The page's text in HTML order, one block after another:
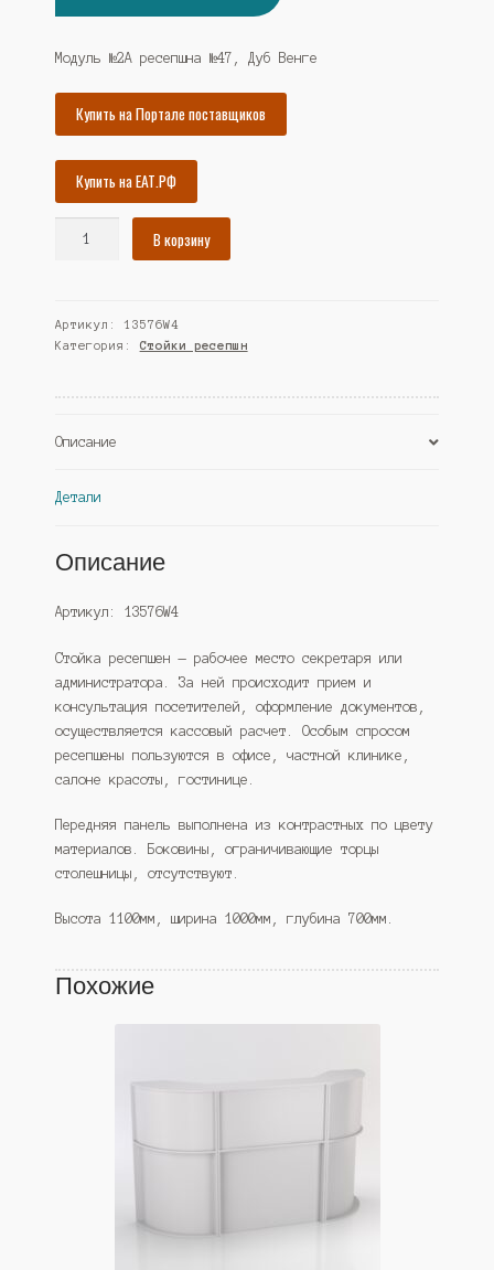
цена
составляла
21516₽.
цена:
19861₽.
Модуль №2А ресепшна №47, Дуб Венге
Купить на Портале поставщиков
Купить на ЕАТ.РФ
ресепшна
"Компания"
Дуб
(Westcom)
В корзину
Артикул:13576W4
Категория: Стойки ресепшн
Описание
Детали
Описание
Артикул: 13576W4
Стойка ресепшен — рабочее место секретаря или
администратора. За ней происходит прием и
консультация посетителей, оформление документов,
осуществляется кассовый расчет. Особым спросом
ресепшены пользуются в офисе, частной клинике,
салоне красоты, гостинице.
Передняя панель выполнена из контрастных по цвету
материалов. Боковины, ограничивающие торцы
столешницы, отсутствуют.
Высота 1100мм, ширина 1000мм, глубина 700мм.
Похожие